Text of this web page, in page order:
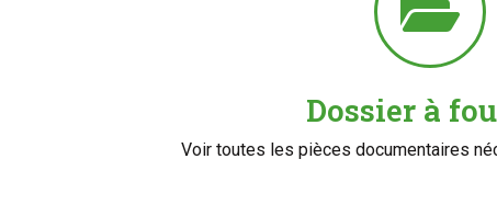
Dossier à
Voir toutes les pièces documentaires